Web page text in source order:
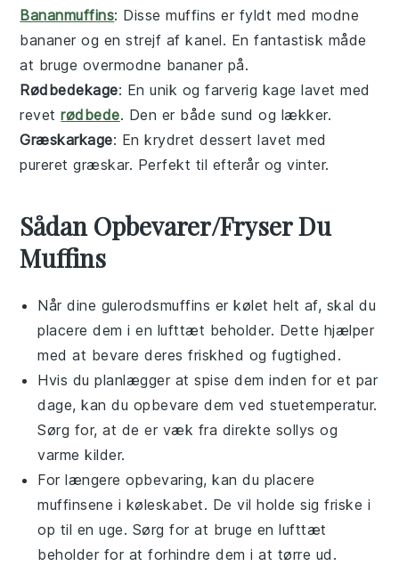
Bananmuffins: Disse muffins er fyldt med modne
bananer og en strejf af kanel. En fantastisk måde
at bruge overmodne bananer på.
Rødbedekage: En unik og farverig kage lavet med
revetrødbede. Den er både sund og lækker.
Græskarkage: En krydretdessert lavet med
pureretgræskar. Perfekt til efterår og vinter.
Sådan Opbevarer/Fryser Du
Muffins
Når dine gulerodsmuffins er kølet helt af, skal du
placere dem i en lufttæt beholder. Dette hjælper
med at bevare deres friskhed og fugtighed.
Hvis du planlægger at spise dem inden for et par
dage, kan du opbevare dem ved stuetemperatur.
Sørg for, at de er væk fra direkte sollys og
varme kilder.
For længere opbevaring, kan du placere
muffinsene i køleskabet. De vil holde sig friske i
op til en uge. Sørg for at bruge en lufttæt
beholder for at forhindre dem i at tørre ud.